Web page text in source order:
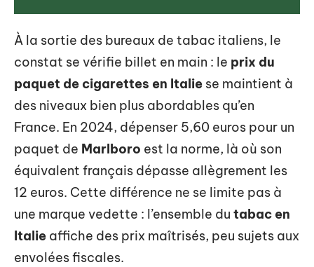
À la sortie des bureaux de tabac italiens, le
constat se vérifie billet en main : le prix du
paquet de cigarettes en Italie se maintient à
des niveaux bien plus abordables qu’en
France. En 2024, dépenser 5,60 euros pour un
paquet de Marlboro est la norme, là où son
équivalent français dépasse allègrement les
12 euros. Cette différence ne se limite pas à
une marque vedette : l’ensemble du tabac en
Italie affiche des prix maîtrisés, peu sujets aux
envolées fiscales.